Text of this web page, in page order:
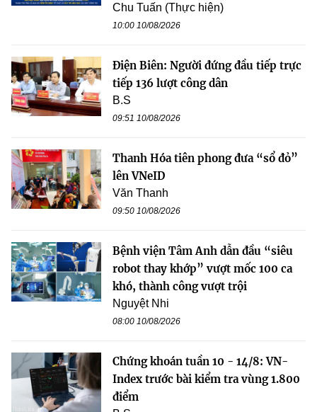
Chu Tuấn (Thực hiện)
10:00 10/08/2026
Điện Biên: Người đứng đầu tiếp trực
tiếp 136 lượt công dân
B.S
09:51 10/08/2026
Thanh Hóa tiên phong đưa “sổ đỏ”
lên VNeID
Văn Thanh
09:50 10/08/2026
Bệnh viện Tâm Anh dẫn đầu “siêu
robot thay khớp” vượt mốc 100 ca
khó, thành công vượt trội
Nguyệt Nhi
08:00 10/08/2026
Chứng khoán tuần 10 - 14/8: VN-
Index trước bài kiểm tra vùng 1.800
điểm